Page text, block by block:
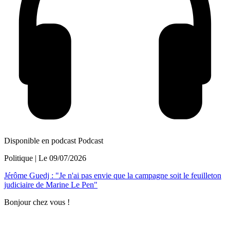
Disponible en podcast Podcast
Politique | Le 09/07/2026
Jérôme Guedj : "Je n'ai pas envie que la campagne soit le feuilleton
judiciaire de Marine Le Pen"
Bonjour chez vous !